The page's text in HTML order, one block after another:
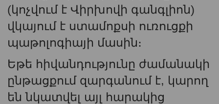
(կոչվում է Վիրխովի գանգլիոն)
վկայում է ստամոքսի ուռուցքի
պաթոլոգիայի մասին։
Եթե ​​հիվանդությունը ժամանակի
ընթացքում զարգանում է, կարող
են նկատվել այլ հարակից